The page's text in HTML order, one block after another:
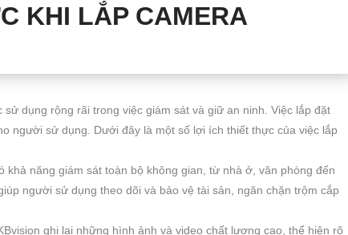
KHI LẮP CAMERA
dụng rộng rãi trong việc giám sát và giữ an ninh. Việc lắp đặt
người sử dụng. Dưới đây là một số lợi ích thiết thực của việc lắp
khả năng giám sát toàn bộ không gian, từ nhà ở, văn phòng đến
người sử dụng theo dõi và bảo vệ tài sản, ngăn chặn trộm cắp
ghi lại những hình ảnh và video chất lượng cao, thể hiện rõ